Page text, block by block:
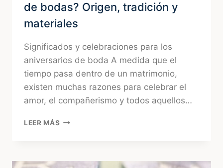
de bodas? Origen, tradición y
materiales
Significados y celebraciones para los
aniversarios de boda A medida que el
tiempo pasa dentro de un matrimonio,
existen muchas razones para celebrar el
amor, el compañerismo y todos aquellos…
LEER MÁS ¿QUÉ
ANIVERSARIO